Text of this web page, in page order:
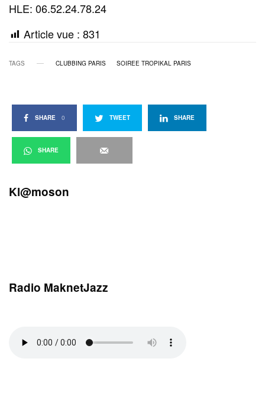
HLE: 06.52.24.78.24
Article vue : 831
TAGS CLUBBING PARIS SOIREE TROPIKAL PARIS
SHARE 0 TWEET SHARE
SHARE
Kl@moson
Radio MaknetJazz